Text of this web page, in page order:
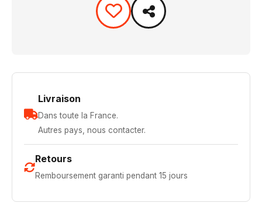
Livraison
Dans toute la France.
Autres pays, nous contacter.
Retours
Remboursement garanti pendant 15 jours